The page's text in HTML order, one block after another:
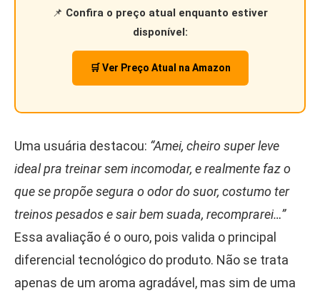
📌 Confira o preço atual enquanto estiver
disponível:
🛒 Ver Preço Atual na Amazon
Uma usuária destacou: “Amei, cheiro super leve
ideal pra treinar sem incomodar, e realmente faz o
que se propõe segura o odor do suor, costumo ter
treinos pesados e sair bem suada, recomprarei…”
Essa avaliação é o ouro, pois valida o principal
diferencial tecnológico do produto. Não se trata
apenas de um aroma agradável, mas sim de uma